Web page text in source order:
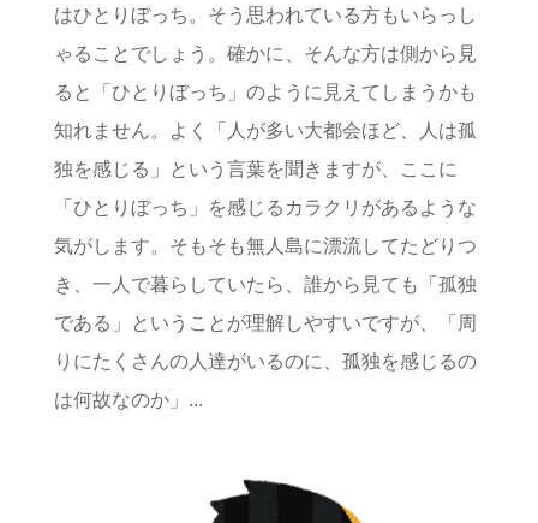
はひとりぼっち。そう思われている方もいらっし
ゃることでしょう。確かに、そんな方は側から見
ると「ひとりぼっち」のように見えてしまうかも
知れません。よく「人が多い大都会ほど、人は孤
独を感じる」という言葉を聞きますが、ここに
「ひとりぼっち」を感じるカラクリがあるような
気がします。そもそも無人島に漂流してたどりつ
き、一人で暮らしていたら、誰から見ても「孤独
である」ということが理解しやすいですが、「周
りにたくさんの人達がいるのに、孤独を感じるの
は何故なのか」...